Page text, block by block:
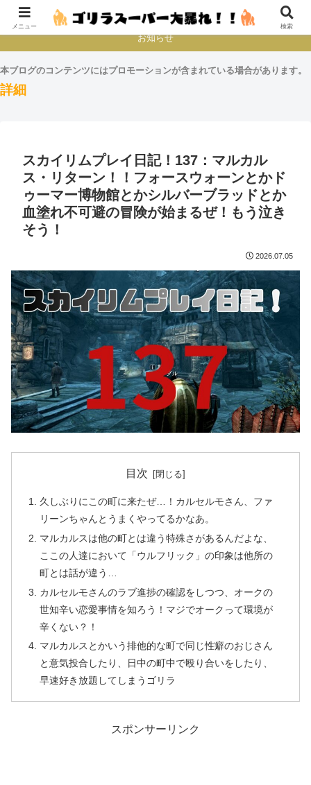
本とか映画とかゲームプレイとか
お知らせ
本ブログのコンテンツにはプロモーションが含まれている場合があります。
詳細
スカイリムプレイ日記！137：マルカル
ス・リターン！！フォースウォーンとかド
ゥーマー博物館とかシルバーブラッドとか
血塗れ不可避の冒険が始まるぜ！もう泣き
そう！
2026.07.05
目次
久しぶりにこの町に来たぜ…！カルセルモさん、ファ
リーンちゃんとうまくやってるかなあ。
マルカルスは他の町とは違う特殊さがあるんだよな、
ここの人達において「ウルフリック」の印象は他所の
町とは話が違う…
カルセルモさんのラブ進捗の確認をしつつ、オークの
世知辛い恋愛事情を知ろう！マジでオークって環境が
辛くない？！
マルカルスとかいう排他的な町で同じ性癖のおじさん
と意気投合したり、日中の町中で殴り合いをしたり、
早速好き放題してしまうゴリラ
スポンサーリンク
メニュー 検索